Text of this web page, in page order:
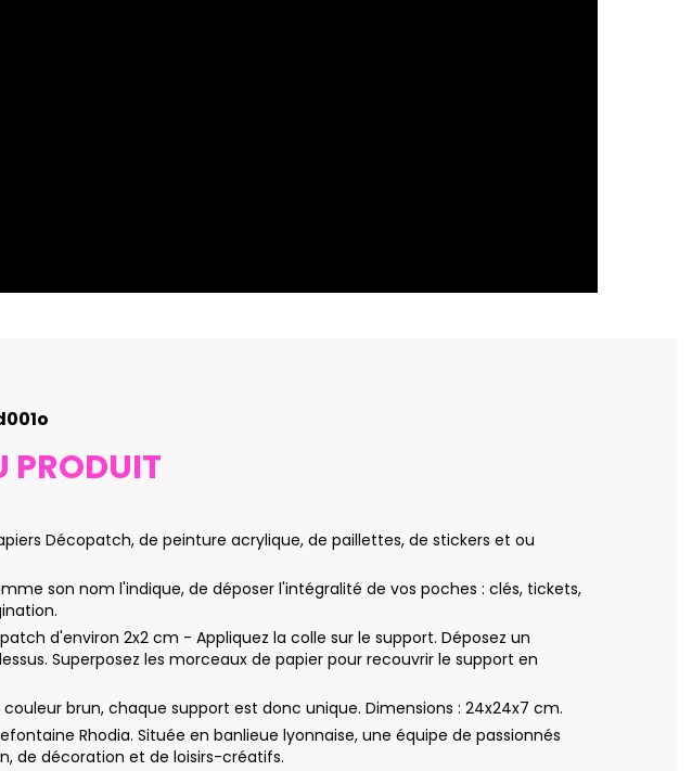
PRODUIT
Décopatch, de peinture acrylique, de paillettes, de stickers et ou
son nom l'indique, de déposer l'intégralité de vos poches : clés, tickets,
d'environ 2x2 cm - Appliquez la colle sur le support. Déposez un
Superposez les morceaux de papier pour recouvrir le support en
brun, chaque support est donc unique. Dimensions : 24x24x7 cm.
Rhodia. Située en banlieue lyonnaise, une équipe de passionnés
de décoration et de loisirs-créatifs.